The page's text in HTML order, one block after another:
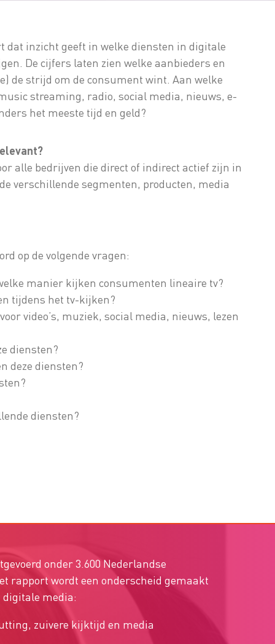
dat inzicht geeft in welke diensten in digitale
De cijfers laten zien welke aanbieders en
de strijd om de consument wint. Aan welke
streaming, radio, social media, nieuws, e-
het meeste tijd en geld?
alle bedrijven die direct of indirect actief zijn in
verschillende segmenten, producten, media
op de volgende vragen:
manier kijken consumenten lineaire tv?
tijdens het tv-kijken?
video’s, muziek, social media, nieuws, lezen
diensten?
deze diensten?
diensten?
onder 3.600 Nederlandse
rapport wordt een onderscheid gemaakt
digitale media:
zuivere kijktijd en media